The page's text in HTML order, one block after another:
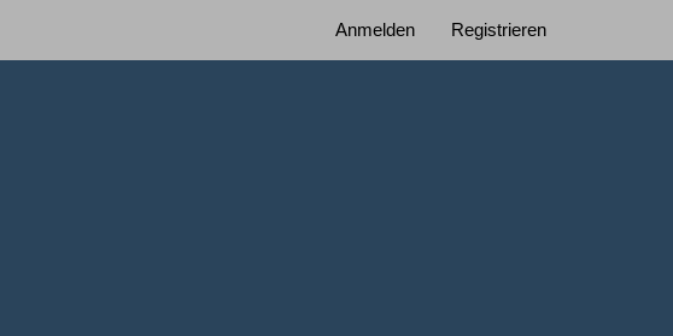
Anmelden Registrieren